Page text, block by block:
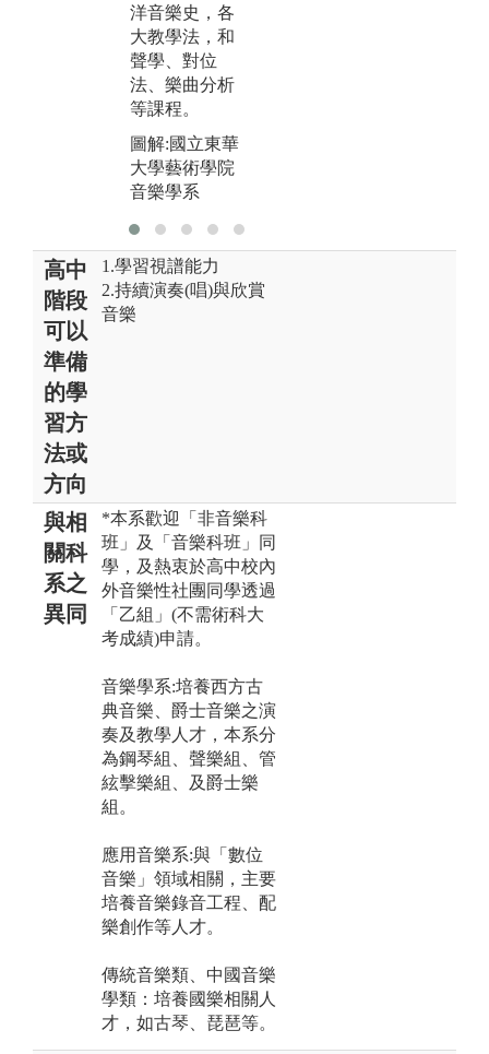
洋音樂史，各
大教學法，和
聲學、對位
法、樂曲分析
等課程。
圖解:國立東華
大學藝術學院
音樂學系
高中
階段
可以
準備
的學
習方
法或
方向
1.學習視譜能力
2.持續演奏(唱)與欣賞
音樂
與相
關科
系之
異同
*本系歡迎「非音樂科
班」及「音樂科班」同
學，及熱衷於高中校內
外音樂性社團同學透過
「乙組」(不需術科大
考成績)申請。
音樂學系:培養西方古
典音樂、爵士音樂之演
奏及教學人才，本系分
為鋼琴組、聲樂組、管
絃擊樂組、及爵士樂
組。
應用音樂系:與「數位
音樂」領域相關，主要
培養音樂錄音工程、配
樂創作等人才。
傳統音樂類、中國音樂
學類：培養國樂相關人
才，如古琴、琵琶等。